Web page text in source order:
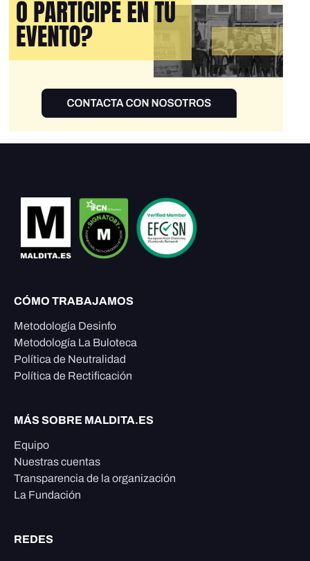
CÓMO TRABAJAMOS
Metodología Desinfo
Metodología La Buloteca
Política de Neutralidad
Política de Rectificación
MÁS SOBRE MALDITA.ES
Equipo
Nuestras cuentas
Transparencia de la organización
La Fundación
REDES